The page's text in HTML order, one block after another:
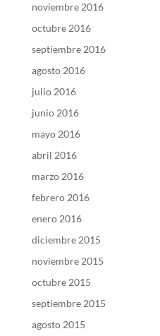
noviembre 2016
octubre 2016
septiembre 2016
agosto 2016
julio 2016
junio 2016
mayo 2016
abril 2016
marzo 2016
febrero 2016
enero 2016
diciembre 2015
noviembre 2015
octubre 2015
septiembre 2015
agosto 2015